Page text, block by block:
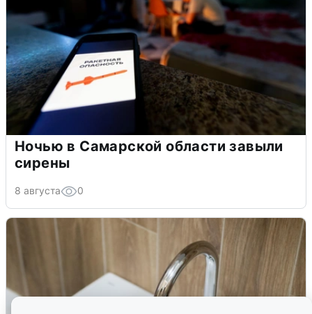
Ночью в Самарской области завыли
сирены
8 августа 0